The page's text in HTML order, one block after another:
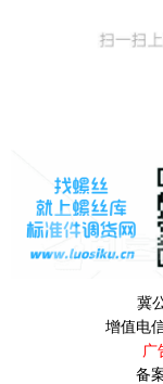
冀
增值电
广
备